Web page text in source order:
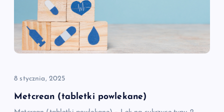
a
w
p
8 stycznia, 2025
Metcrean (tabletki powlekane)